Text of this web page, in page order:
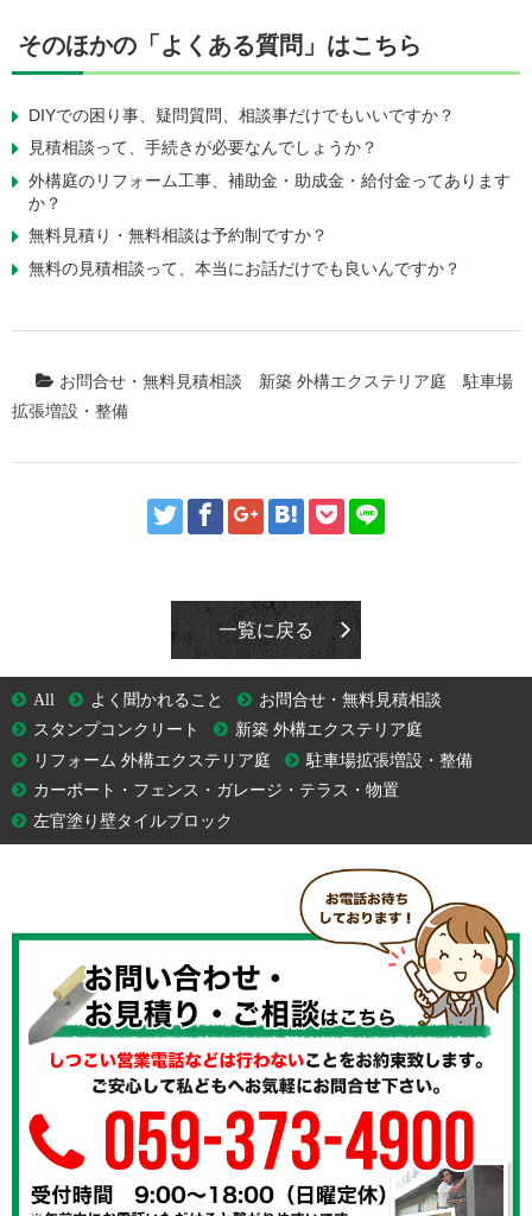
そのほかの「よくある質問」はこちら
DIYでの困り事、疑問質問、相談事だけでもいいですか？
見積相談って、手続きが必要なんでしょうか？
外構庭のリフォーム工事、補助金・助成金・給付金ってあります
か？
無料見積り・無料相談は予約制ですか？
無料の見積相談って、本当にお話だけでも良いんですか？
お問合せ・無料見積相談 新築 外構エクステリア庭
駐車場
拡張増設・整備
一覧に戻る
All よく聞かれること
お問合せ・無料見積相談
スタンプコンクリート
新築 外構エクステリア庭
リフォーム 外構エクステリア庭
駐車場拡張増設・整備
カーポート・フェンス・ガレージ・テラス・物置
左官塗り壁タイルブロック